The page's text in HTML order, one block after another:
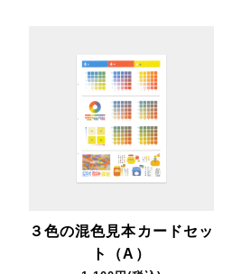
３色の混色見本カードセッ
ト（A）